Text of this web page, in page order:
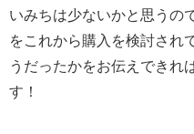
いみちは少ないかと思うの
をこれから購入を検討され
うだったかをお伝えできれ
す！